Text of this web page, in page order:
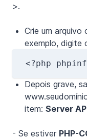
>.
Crie um
exemplo, digite
Depois grave,
item: Server
- Se estiver PHP-